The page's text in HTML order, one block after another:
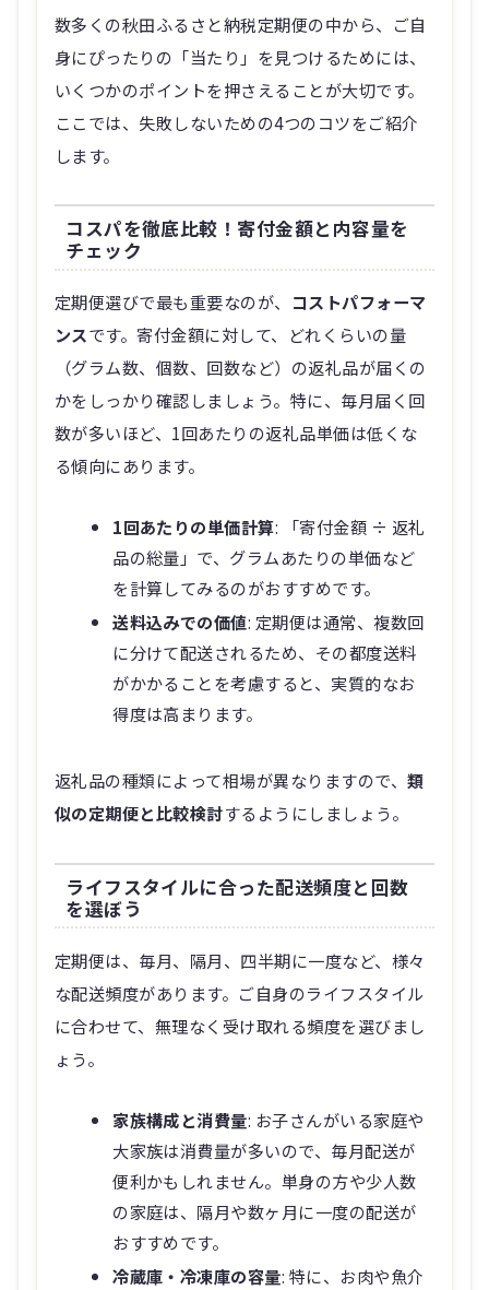
数多くの秋田ふるさと納税定期便の中から、ご自
身にぴったりの「当たり」を見つけるためには、
いくつかのポイントを押さえることが大切です。
ここでは、失敗しないための4つのコツをご紹介
します。
コスパを徹底比較！寄付金額と内容量を
チェック
定期便選びで最も重要なのが、
コストパフォーマ
ンスです。寄付金額に対して、どれくらいの量
（グラム数、個数、回数など）の返礼品が届くの
かをしっかり確認しましょう。特に、毎月届く回
数が多いほど、1回あたりの返礼品単価は低くな
る傾向にあります。
1回あたりの単価計算: 「寄付金額 ÷ 返礼
品の総量」で、グラムあたりの単価など
を計算してみるのがおすすめです。
送料込みでの価値: 定期便は通常、複数回
に分けて配送されるため、その都度送料
がかかることを考慮すると、実質的なお
得度は高まります。
返礼品の種類によって相場が異なりますので、類
似の定期便と比較検討するようにしましょう。
ライフスタイルに合った配送頻度と回数
を選ぼう
定期便は、毎月、隔月、四半期に一度など、様々
な配送頻度があります。ご自身のライフスタイル
に合わせて、無理なく受け取れる頻度を選びまし
ょう。
家族構成と消費量: お子さんがいる家庭や
大家族は消費量が多いので、毎月配送が
便利かもしれません。単身の方や少人数
の家庭は、隔月や数ヶ月に一度の配送が
おすすめです。
冷蔵庫・冷凍庫の容量: 特に、お肉や魚介